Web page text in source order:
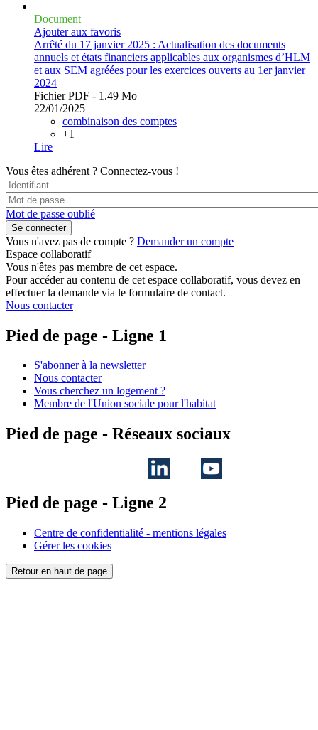
Document
Ajouter aux favoris
Arrêté du 17 janvier 2025 : Actualisation des documents
annuels et états financiers applicables aux organismes d’HLM
et aux SEM agréées pour les exercices ouverts au 1er janvier
2024
Fichier PDF - 1.49 Mo
22/01/2025
combinaison des comptes
+1
Lire
Vous êtes adhérent ? Connectez-vous !
Mot de passe oublié
Vous n'avez pas de compte ? Demander un compte
Espace collaboratif
Vous n'êtes pas membre de cet espace.
Pour accéder au contenu de cet espace collaboratif, vous devez en
effectuer la demande via le formulaire de contact.
Nous contacter
Pied de page - Ligne 1
S'abonner à la newsletter
Nous contacter
Vous cherchez un logement ?
Membre de l'Union sociale pour l'habitat
Pied de page - Réseaux sociaux
Pied de page - Ligne 2
Centre de confidentialité - mentions légales
Gérer les cookies
Retour en haut de page